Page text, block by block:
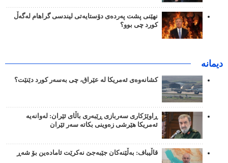
نهێنی پشت پەردەی دۆستایەتی لیندسی گراهام لەگەڵ
کورد چی بوو؟
دیمانە
کشانەوەی ئەمریکا لە عێراق، چی بەسەر کورد دێنێت؟
ڕاوێژکاری سەربازی ڕێبەری باڵای ئێران: لەوانەیە
ئەمریکا هێرشی زەوینی بکاتە سەر ئێران
قاڵیباف: بەڵێنەکان جێبەجێ نەکرێت ئامادەین بۆ شەڕ